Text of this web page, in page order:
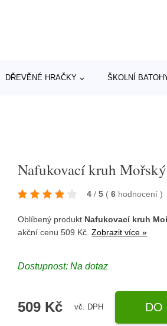
DŘEVĚNÉ HRAČKY ŠKOLNÍ
Nafukovací kruh
4 / 5 ( 6 hodnocení)
Oblíbený produkt Nafukovací kruh
akční cenu 509 Kč.Zobrazit více »
Dostupnost: Na dotaz
509 Kč vč. DPH DO